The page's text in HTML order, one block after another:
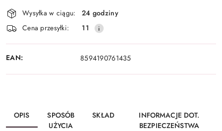
i
dostawa
Wysyłka w ciągu:
24 godziny
Cena przesyłki:
11
EAN: 8594190761435
OPIS
SPOSÓB
UŻYCIA
SKŁAD
INFORMACJE DOT.
BEZPIECZEŃSTWA